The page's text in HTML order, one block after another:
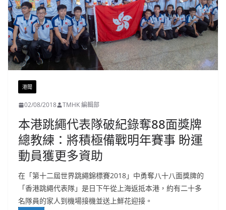
港聞
02/08/2018 TMHK 編輯部
本港跳繩代表隊破紀錄奪88面獎牌
總教練：將積極備戰明年賽事 盼運
動員獲更多資助
在「第十二屆世界跳繩錦標賽2018」中勇奪八十八面獎牌的
「香港跳繩代表隊」是日下午從上海返抵本港，約有二十多
名隊員的家人到機場接機並送上鮮花迎接。